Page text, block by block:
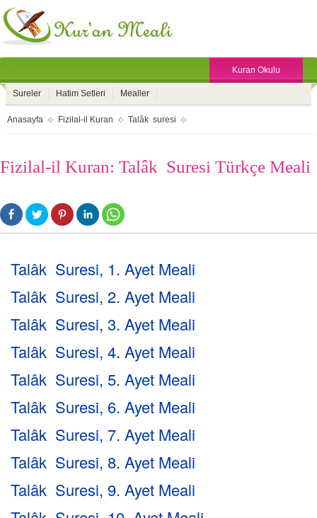
Kuran Okulu
Sureler Hatim Setleri Mealler
Anasayfa Fizilal-il Kuran Talâk suresi
Fizilal-il Kuran: Talâk Suresi Türkçe Meali
Talâk Suresi, 1. Ayet Meali
Talâk Suresi, 2. Ayet Meali
Talâk Suresi, 3. Ayet Meali
Talâk Suresi, 4. Ayet Meali
Talâk Suresi, 5. Ayet Meali
Talâk Suresi, 6. Ayet Meali
Talâk Suresi, 7. Ayet Meali
Talâk Suresi, 8. Ayet Meali
Talâk Suresi, 9. Ayet Meali